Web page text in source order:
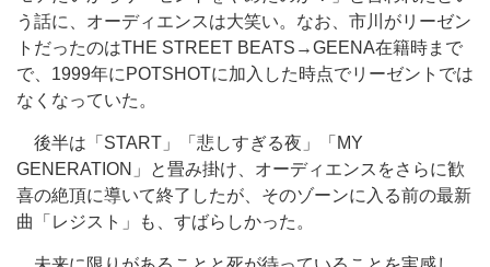
う話に、オーディエンスは大笑い。なお、市川がリーゼン
トだったのはTHE STREET BEATS→GEENA在籍時まで
で、1999年にPOTSHOTに加入した時点でリーゼントでは
なくなっていた。
後半は「START」「悲しすぎる夜」「MY
GENERATION」と畳み掛け、オーディエンスをさらに歓
喜の絶頂に導いて終了したが、そのゾーンに入る前の最新
曲「レジスト」も、すばらしかった。